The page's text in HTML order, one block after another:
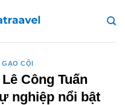
GẠO CỘI
Công Tuấn
nghiệp nổi bật